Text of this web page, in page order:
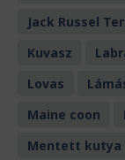
Jack Russel
Kuvasz
Lovas
Maine coon
Mentett kutya